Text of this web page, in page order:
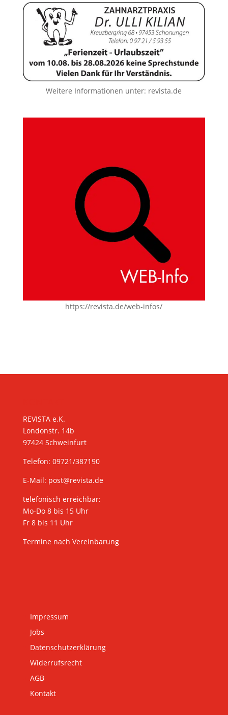
Weitere Informationen unter: revista.de
https://revista.de/web-infos/
REVISTA e.K.
Londonstr. 14b
97424 Schweinfurt
Telefon: 09721/387190
E-Mail: post@revista.de
telefonisch erreichbar:
Mo-Do 8 bis 15 Uhr
Fr 8 bis 11 Uhr
Termine nach Vereinbarung
Impressum
Jobs
Datenschutzerklärung
Widerrufsrecht
AGB
Kontakt